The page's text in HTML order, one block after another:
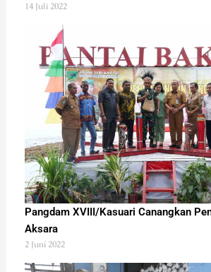
14 Juli 2022
Pangdam XVIII/Kasuari Canangkan
Aksara
2 Juni 2022